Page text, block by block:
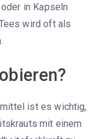
in Kapseln
wird oft als
ist es wichtig,
mit einem